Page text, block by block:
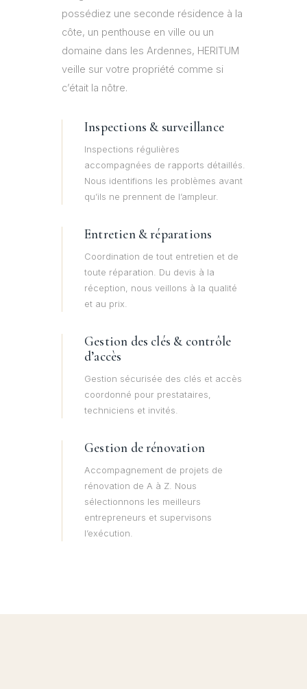
possédiez une seconde résidence à la
côte, un penthouse en ville ou un
domaine dans les Ardennes, HERITUM
veille sur votre propriété comme si
c’était la nôtre.
Inspections & surveillance
Inspections régulières
accompagnées de rapports détaillés.
Nous identifions les problèmes avant
qu’ils ne prennent de l’ampleur.
Entretien & réparations
Coordination de tout entretien et de
toute réparation. Du devis à la
réception, nous veillons à la qualité
et au prix.
Gestion des clés & contrôle
d’accès
Gestion sécurisée des clés et accès
coordonné pour prestataires,
techniciens et invités.
Gestion de rénovation
Accompagnement de projets de
rénovation de A à Z. Nous
sélectionnons les meilleurs
entrepreneurs et supervisons
l’exécution.